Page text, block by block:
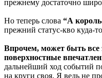
прежнему достаточно
Но теперь слова “А
прежний статус-кво куда-
Впрочем, может быть все
поверхностные
дальнейший ход событий
на круги своя. Я ведь не